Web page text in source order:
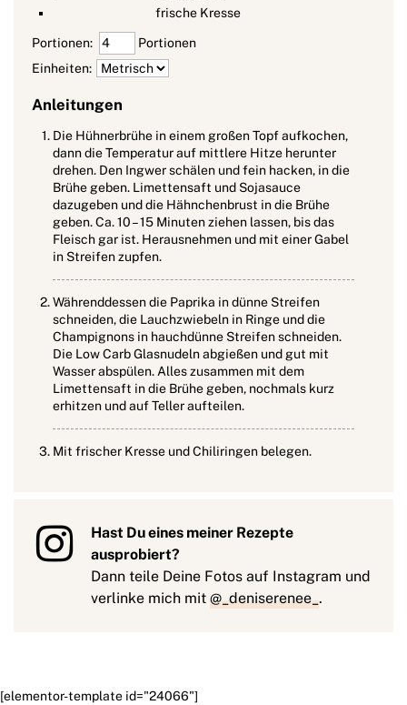
frische Kresse
Portionen:
Portionen
Einheiten:
Anleitungen
Die Hühnerbrühe in einem großen Topf aufkochen,
dann die Temperatur auf mittlere Hitze herunter
drehen. Den Ingwer schälen und fein hacken, in die
Brühe geben. Limettensaft und Sojasauce
dazugeben und die Hähnchenbrust in die Brühe
geben. Ca. 10 – 15 Minuten ziehen lassen, bis das
Fleisch gar ist. Herausnehmen und mit einer Gabel
in Streifen zupfen.
Währenddessen die Paprika in dünne Streifen
schneiden, die Lauchzwiebeln in Ringe und die
Champignons in hauchdünne Streifen schneiden.
Die Low Carb Glasnudeln abgießen und gut mit
Wasser abspülen. Alles zusammen mit dem
Limettensaft in die Brühe geben, nochmals kurz
erhitzen und auf Teller aufteilen.
Mit frischer Kresse und Chiliringen belegen.
Hast Du eines meiner Rezepte
ausprobiert?
Dann teile Deine Fotos auf Instagram und
verlinke mich mit @_deniserenee_.
[elementor-template id="24066"]